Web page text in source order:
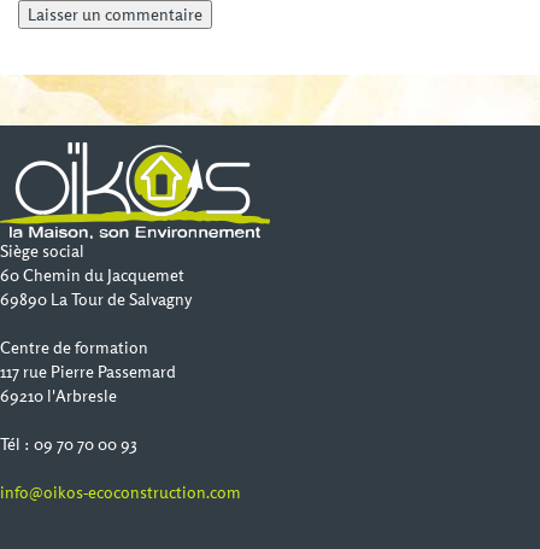
Siège social
60 Chemin du Jacquemet
69890 La Tour de Salvagny
Centre de formation
117 rue Pierre Passemard
69210 l'Arbresle
Tél : 09 70 70 00 93
info@oikos-ecoconstruction.com